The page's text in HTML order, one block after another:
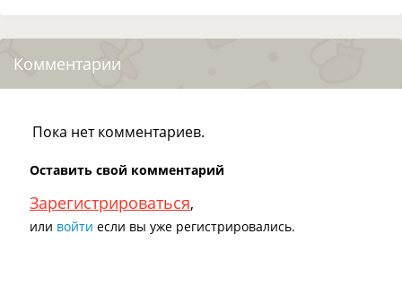
Комментарии
Пока нет комментариев.
Оставить свой комментарий
Зарегистрироваться,
или войти если вы уже регистрировались.